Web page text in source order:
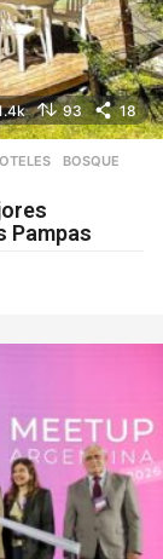
93 18
BOSQUE
Pampas